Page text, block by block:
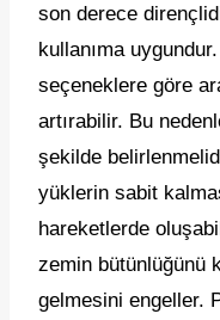
son derece
kullanıma
seçeneklere göre
artırabilir. Bu
şekilde
yüklerin sabit
hareketlerde
zemin bütünlüğünü
gelmesini engeller.